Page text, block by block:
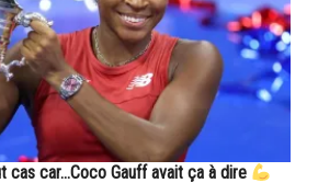
cas car...Coco Gauff avait ça à dire